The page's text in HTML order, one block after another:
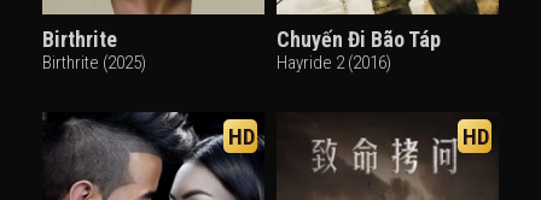
Birthrite
Birthrite (2025)
Chuyến Đi Bão Táp
Hayride 2 (2016)
HD HD